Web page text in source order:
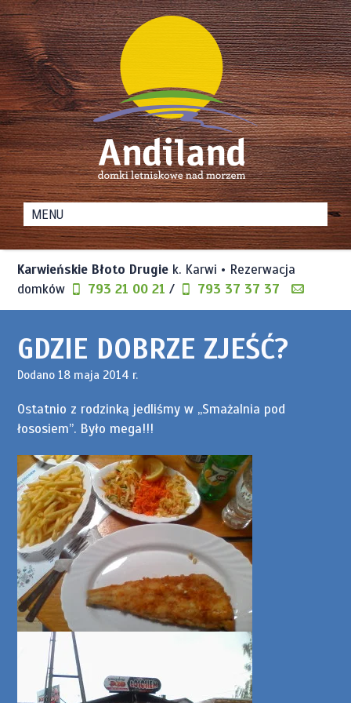
Andiland
Domki
Letniskowe
nad
Morzem
Karwieńskie Błoto Drugie k. Karwi • Rezerwacja
domków
793 21 00 21 / 793 37 37 37
GDZIE DOBRZE ZJEŚĆ?
Dodano 18 maja 2014 r.
Ostatnio z rodzinką jedliśmy w „Smażalnia pod
łososiem”. Było mega!!!